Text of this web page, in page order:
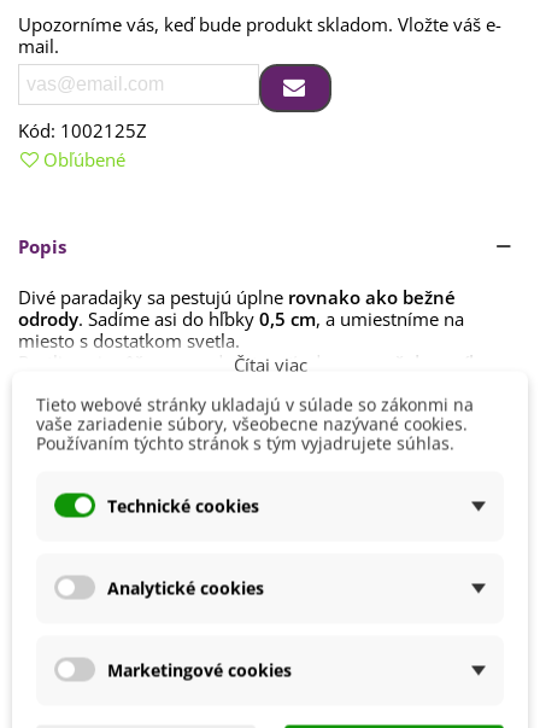
Upozorníme vás, keď bude produkt skladom. Vložte váš e-
mail.
Kód: 1002125Z
Obľúbené
Popis
Divé paradajky sa pestujú úplne rovnako ako bežné
odrody. Sadíme asi do hľbky 0,5 cm, a umiestníme na
miesto s dostatkom svetla.
Rastlinu si môžeme predpestovať od
marca až do apríla
premiestniť von na slnečné miesto.
Čítaj viac
Detaily produktu
Farba Plodu
Pestovanie
V interiéri - dnu
BIO Kvalita
Nie
Tieto webové stránky ukladajú v súlade so zákonmi na
vaše zariadenie súbory, všeobecne nazývané cookies.
Používaním týchto stránok s tým vyjadrujete súhlas.
Technické cookies
Analytické cookies
Marketingové cookies